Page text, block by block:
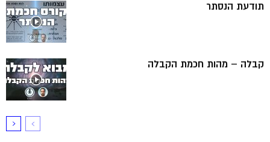
תודעת הנסתר
קבלה – מהות חכמת הקבלה